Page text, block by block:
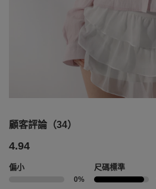
顧客評論（34）
4.94
偏小
0%
尺碼標準